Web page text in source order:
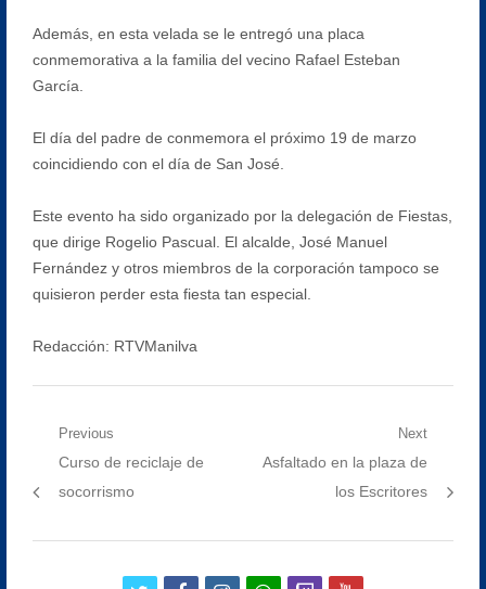
Además, en esta velada se le entregó una placa
conmemorativa a la familia del vecino Rafael Esteban
García.
El día del padre de conmemora el próximo 19 de marzo
coincidiendo con el día de San José.
Este evento ha sido organizado por la delegación de Fiestas,
que dirige Rogelio Pascual. El alcalde, José Manuel
Fernández y otros miembros de la corporación tampoco se
quisieron perder esta fiesta tan especial.
Redacción: RTVManilva
Navegación
Previous
Previous
post:
Curso de reciclaje de
socorrismo
Next
Next
Asfaltado en la plaza de
los Escritores